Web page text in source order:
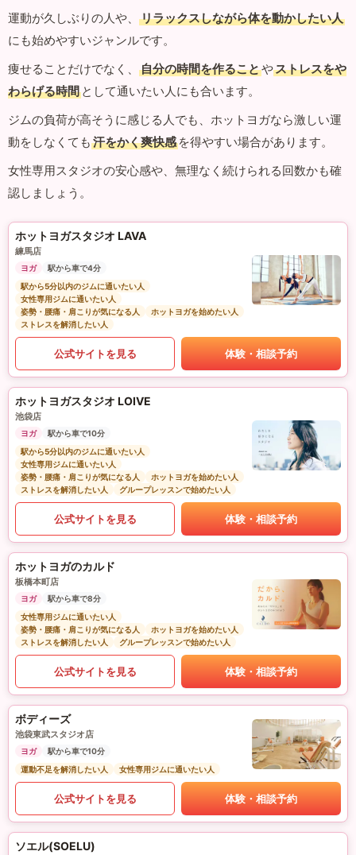
運動が久しぶりの人や、
リラックスしながら体を動かしたい人
にも始めやすいジャンルです。
痩せることだけでなく、
自分の時間を作ることやストレスをや
わらげる時間 として通いたい人にも合います。
ジムの負荷が高そうに感じる人でも、ホットヨガなら激しい運
動をしなくても 汗をかく爽快感 を得やすい場合があります。
女性専用スタジオの安心感や、無理なく続けられる回数かも確
認しましょう。
ホットヨガスタジオ LAVA
練馬店
ヨガ
駅から車で4分
駅から5分以内のジムに通いたい人
女性専用ジムに通いたい人
姿勢・腰痛・肩こりが気になる人
ホットヨガを始めたい人
ストレスを解消したい人
公式サイトを見る 体験・相談予約
ホットヨガスタジオ LOIVE
池袋店
ヨガ
駅から車で10分
駅から5分以内のジムに通いたい人
女性専用ジムに通いたい人
姿勢・腰痛・肩こりが気になる人
ホットヨガを始めたい人
ストレスを解消したい人
グループレッスンで始めたい人
公式サイトを見る 体験・相談予約
ホットヨガのカルド
板橋本町店
ヨガ
駅から車で8分
女性専用ジムに通いたい人
姿勢・腰痛・肩こりが気になる人
ホットヨガを始めたい人
ストレスを解消したい人
グループレッスンで始めたい人
公式サイトを見る 体験・相談予約
ボディーズ
池袋東武スタジオ店
ヨガ
駅から車で10分
運動不足を解消したい人
女性専用ジムに通いたい人
公式サイトを見る 体験・相談予約
ソエル(SOELU)